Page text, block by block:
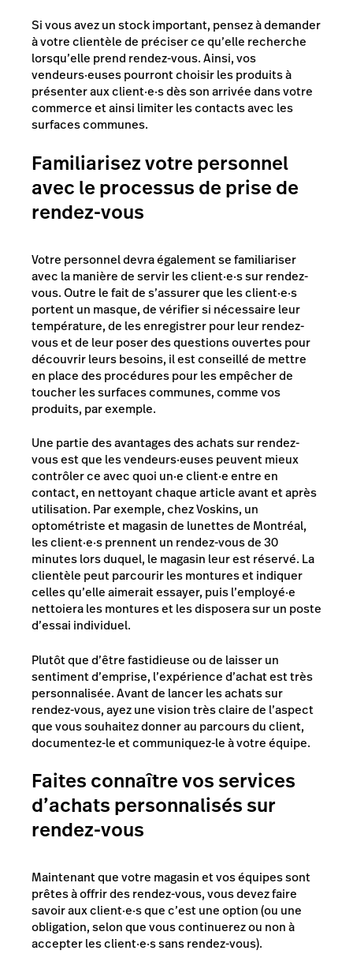
Si vous avez un stock important, pensez à demander
à votre clientèle de préciser ce qu’elle recherche
lorsqu’elle prend rendez-vous. Ainsi, vos
vendeurs·euses pourront choisir les produits à
présenter aux client·e·s dès son arrivée dans votre
commerce et ainsi limiter les contacts avec les
surfaces communes.
Familiarisez votre personnel
avec le processus de prise de
rendez-vous
Votre personnel devra également se familiariser
avec la manière de servir les client·e·s sur rendez-
vous. Outre le fait de s’assurer que les client·e·s
portent un masque, de vérifier si nécessaire leur
température, de les enregistrer pour leur rendez-
vous et de leur poser des questions ouvertes pour
découvrir leurs besoins, il est conseillé de mettre
en place des procédures pour les empêcher de
toucher les surfaces communes, comme vos
produits, par exemple.
Une partie des avantages des achats sur rendez-
vous est que les vendeurs·euses peuvent mieux
contrôler ce avec quoi un·e client·e entre en
contact, en nettoyant chaque article avant et après
utilisation. Par exemple, chez Voskins, un
optométriste et magasin de lunettes de Montréal,
les client·e·s prennent un rendez-vous de 30
minutes lors duquel, le magasin leur est réservé. La
clientèle peut parcourir les montures et indiquer
celles qu’elle aimerait essayer, puis l’employé·e
nettoiera les montures et les disposera sur un poste
d’essai individuel.
Plutôt que d’être fastidieuse ou de laisser un
sentiment d’emprise, l’expérience d’achat est très
personnalisée. Avant de lancer les achats sur
rendez-vous, ayez une vision très claire de l’aspect
que vous souhaitez donner au parcours du client,
documentez-le et communiquez-le à votre équipe.
Faites connaître vos services
d’achats personnalisés sur
rendez-vous
Maintenant que votre magasin et vos équipes sont
prêtes à offrir des rendez-vous, vous devez faire
savoir aux client·e·s que c’est une option (ou une
obligation, selon que vous continuerez ou non à
accepter les client·e·s sans rendez-vous).